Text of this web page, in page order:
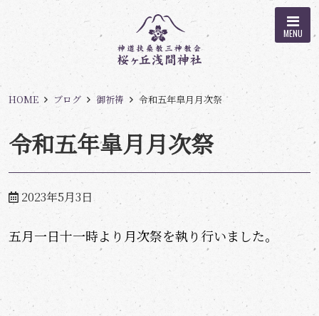
MENU
HOME ブログ 御祈祷 令和五年皐月月次祭
令和五年皐月月次祭
2023年5月3日
五月一日十一時より月次祭を執り行いました。